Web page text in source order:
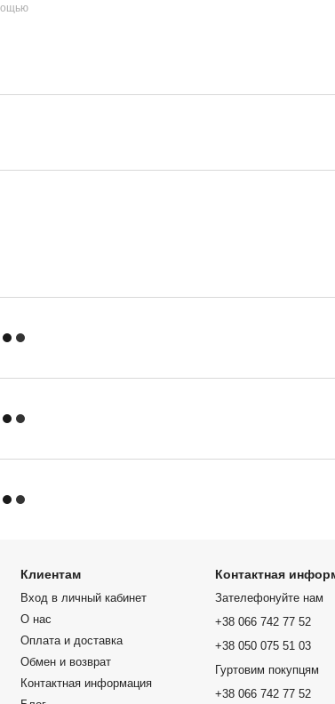
Клиентам
Вход в личный кабинет
О нас
Оплата и доставка
Обмен и возврат
Контактная информация
Контактная
Зателефонуйте нам
+38 066 742 77 52
+38 050 075 51 03
Гуртовим покупцям
+38 066 742 77 52